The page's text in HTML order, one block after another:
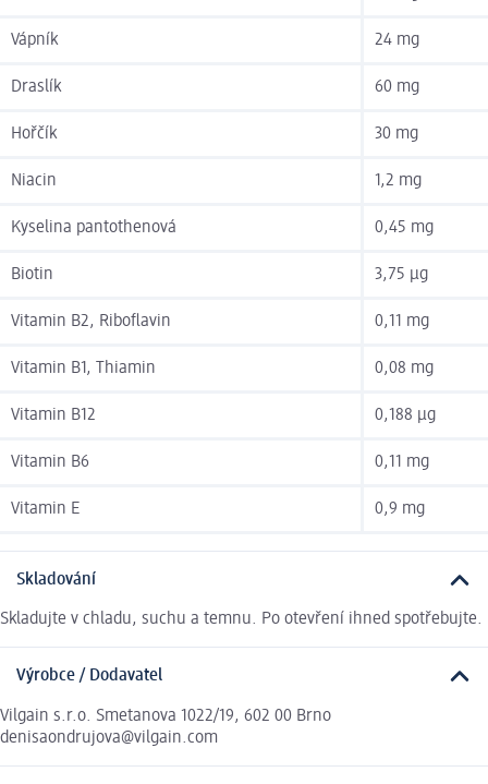
Vápník 24 mg
Draslík 60 mg
Hořčík 30 mg
Niacin 1,2 mg
Kyselina pantothenová 0,45 mg
Biotin 3,75 µg
Vitamin B2, Riboflavin 0,11 mg
Vitamin B1, Thiamin 0,08 mg
Vitamin B12 0,188 µg
Vitamin B6 0,11 mg
Vitamin E 0,9 mg
Skladování
Skladujte v chladu, suchu a temnu. Po otevření ihned spotřebujte.
Výrobce / Dodavatel
Vilgain s.r.o. Smetanova 1022/19, 602 00 Brno
denisaondrujova@vilgain.com